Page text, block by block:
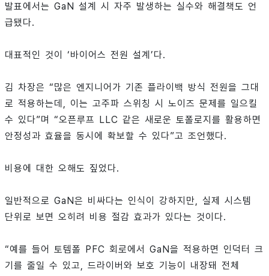
발표에서는 GaN 설계 시 자주 발생하는 실수와 해결책도 언
급됐다.
대표적인 것이 ‘바이어스 전원 설계’다.
김 차장은 “많은 엔지니어가 기존 플라이백 방식 전원을 그대
로 적용하는데, 이는 고주파 스위칭 시 노이즈 문제를 일으킬
수 있다”며 “오픈루프 LLC 같은 새로운 토폴로지를 활용하면
안정성과 효율을 동시에 확보할 수 있다”고 조언했다.
비용에 대한 오해도 짚었다.
일반적으로 GaN은 비싸다는 인식이 강하지만, 실제 시스템
단위로 보면 오히려 비용 절감 효과가 있다는 것이다.
“예를 들어 토템폴 PFC 회로에서 GaN을 적용하면 인덕터 크
기를 줄일 수 있고, 드라이버와 보호 기능이 내장돼 전체